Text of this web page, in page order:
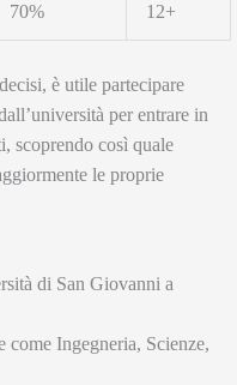
70% 12+
è utile partecipare
per entrare in
scoprendo così quale
le proprie
di San Giovanni a
Ingegneria, Scienze,